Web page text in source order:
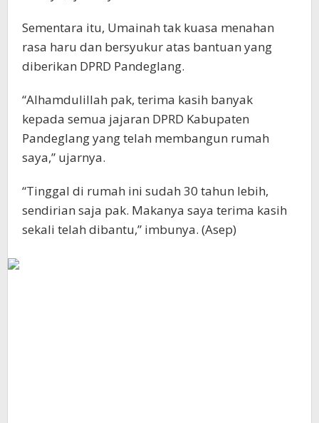
Sementara itu, Umainah tak kuasa menahan
rasa haru dan bersyukur atas bantuan yang
diberikan DPRD Pandeglang.
“Alhamdulillah pak, terima kasih banyak
kepada semua jajaran DPRD Kabupaten
Pandeglang yang telah membangun rumah
saya,” ujarnya.
“Tinggal di rumah ini sudah 30 tahun lebih,
sendirian saja pak. Makanya saya terima kasih
sekali telah dibantu,” imbunya. (Asep)